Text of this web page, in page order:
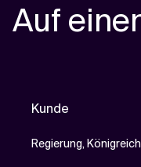
Auf
Kunde
Regierung,